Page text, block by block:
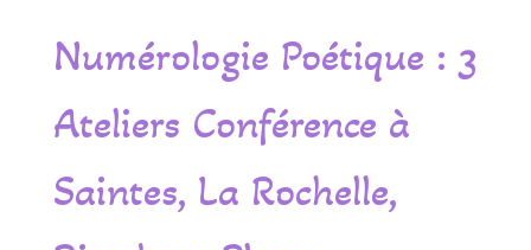
Numérologie Poétique : 3
Ateliers Conférence à
Saintes, La Rochelle,